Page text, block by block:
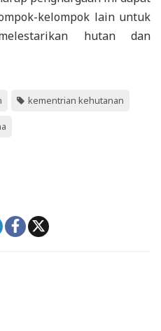
kelompok lain untuk
hutan dan
kementrian kehutanan